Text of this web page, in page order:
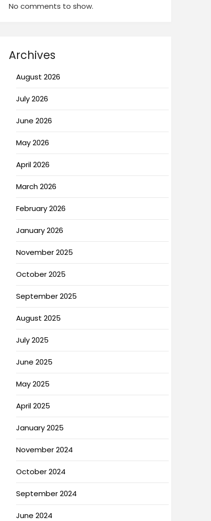
No comments to show.
Archives
August 2026
July 2026
June 2026
May 2026
April 2026
March 2026
February 2026
January 2026
November 2025
October 2025
September 2025
August 2025
July 2025
June 2025
May 2025
April 2025
January 2025
November 2024
October 2024
September 2024
June 2024